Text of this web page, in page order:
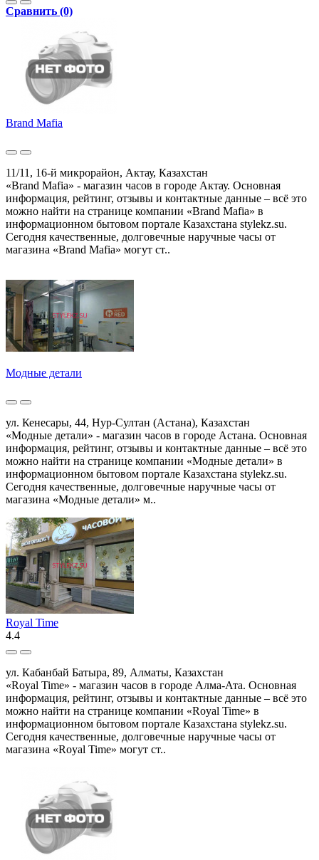
Сравнить (0)
Brand Mafia
11/11, 16-й микрорайон, Актау, Казахстан
«Brand Mafia» - магазин часов в городе Актау. Основная
информация, рейтинг, отзывы и контактные данные – всё это
можно найти на странице компании «Brand Mafia» в
информационном бытовом портале Казахстана stylekz.su.
Сегодня качественные, долговечные наручные часы от
магазина «Brand Mafia» могут ст..
Модные детали
ул. Кенесары, 44, Нур-Султан (Астана), Казахстан
«Модные детали» - магазин часов в городе Астана. Основная
информация, рейтинг, отзывы и контактные данные – всё это
можно найти на странице компании «Модные детали» в
информационном бытовом портале Казахстана stylekz.su.
Сегодня качественные, долговечные наручные часы от
магазина «Модные детали» м..
Royal Time
4.4
ул. Кабанбай Батыра, 89, Алматы, Казахстан
«Royal Time» - магазин часов в городе Алма-Ата. Основная
информация, рейтинг, отзывы и контактные данные – всё это
можно найти на странице компании «Royal Time» в
информационном бытовом портале Казахстана stylekz.su.
Сегодня качественные, долговечные наручные часы от
магазина «Royal Time» могут ст..